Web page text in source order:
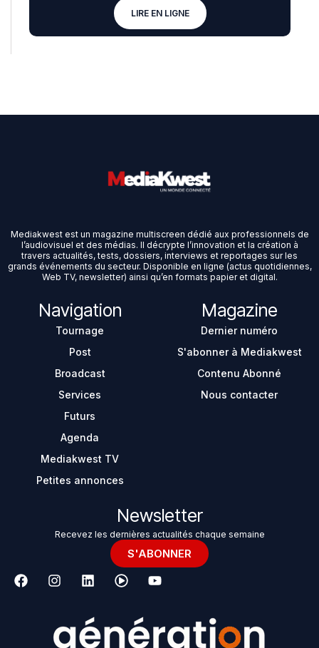
LIRE EN LIGNE
Mediakwest est un magazine multiscreen dédié aux professionnels de
l’audiovisuel et des médias. Il décrypte l’innovation et la création à
travers actualités, tests, dossiers, interviews et reportages sur les
grands événements du secteur. Disponible en ligne (actus quotidiennes,
Web TV, newsletter) ainsi qu’en formats papier et digital.
Navigation
Tournage
Post
Broadcast
Services
Futurs
Agenda
Mediakwest TV
Petites annonces
Magazine
Dernier numéro
S'abonner à Mediakwest
Contenu Abonné
Nous contacter
Newsletter
Recevez les dernières actualités chaque semaine
S'ABONNER